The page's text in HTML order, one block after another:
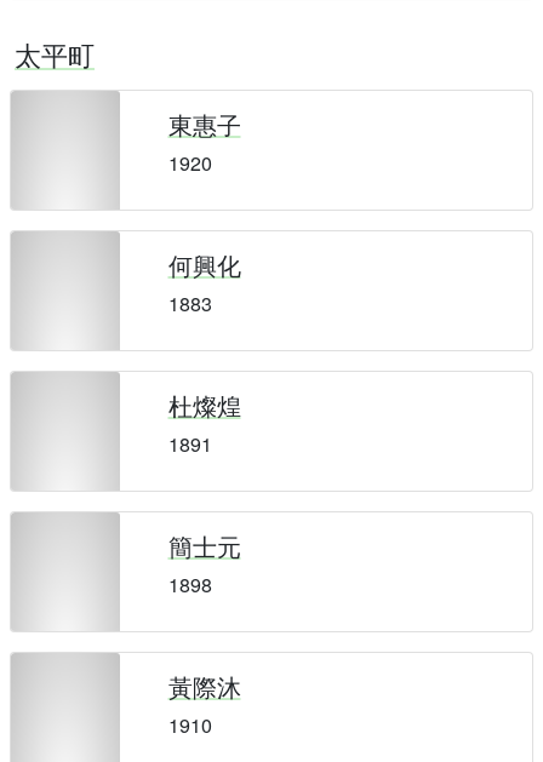
太平町
東惠子
1920
何興化
1883
杜燦煌
1891
簡士元
1898
黃際沐
1910